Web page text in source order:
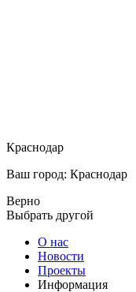
Краснодар
Ваш город: Краснодар
Верно
Выбрать другой
О нас
Новости
Проекты
Информация